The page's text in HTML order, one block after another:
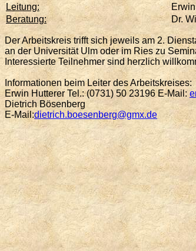
Leitung:
Beratung:
Dr.
Der Arbeitskreis trifft sich jeweils am 2.
an der Universität Ulm oder im Ries zu
Interessierte Teilnehmer sind herzlich
Informationen beim Leiter des Arbeitskreises:
Erwin Hutterer Tel.: (0731) 50 23196 E-Mail:
Dietrich Bösenberg
E-Mail:dietrich.boesenberg@gmx.de